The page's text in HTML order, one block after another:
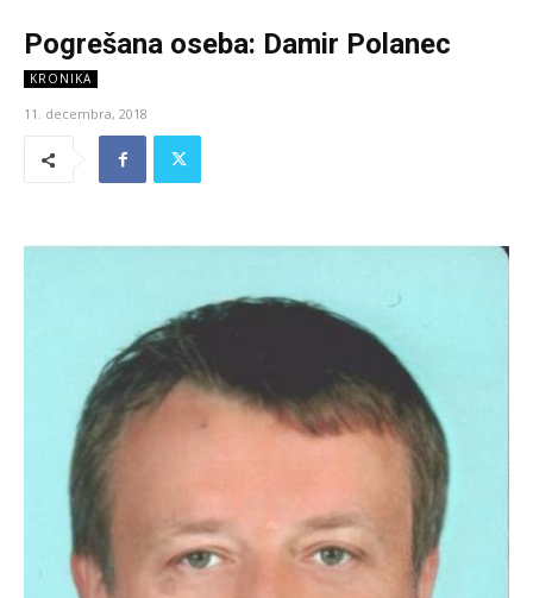
Pogrešana oseba: Damir Polanec
KRONIKA
11. decembra, 2018